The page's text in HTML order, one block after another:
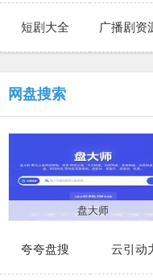
短剧大全 广播剧资
网盘搜索
盘大师
夸夸盘搜 云引动